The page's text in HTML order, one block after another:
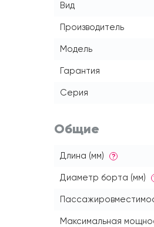
Вид
Производитель
Модель
Гарантия
Серия
Общие
Длина (мм) ?
Диаметр борта (мм)
Максимальная